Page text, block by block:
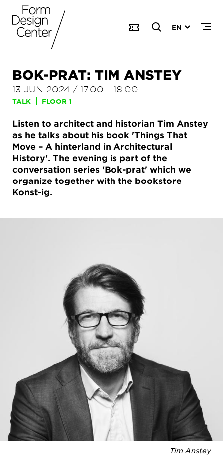
EN
BOK-PRAT: TIM ANSTEY
13 JUN 2024 / 17.00 - 18.00
TALK FLOOR 1
Listen to architect and historian Tim Anstey
as he talks about his book 'Things That
Move – A hinterland in Architectural
History'. The evening is part of the
conversation series 'Bok-prat' which we
organize together with the bookstore
Konst-ig.
Tim Anstey